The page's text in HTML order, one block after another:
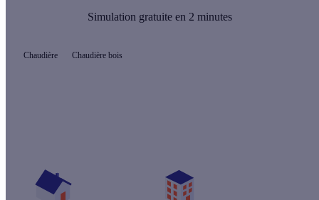
Simulation gratuite en 2 minutes
Chaudière Chaudière bois